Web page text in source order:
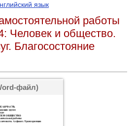
язык
работы
Человек и общество.
Благосостояние
файл)